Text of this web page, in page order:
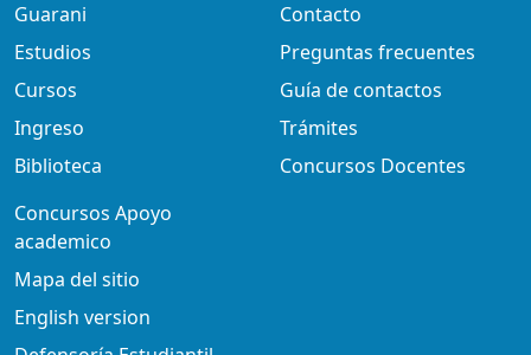
Guarani
Estudios
Cursos
Ingreso
Biblioteca
Contacto
Preguntas frecuentes
Guía de contactos
Trámites
Concursos Docentes
Concursos Apoyo
academico
Mapa del sitio
English version